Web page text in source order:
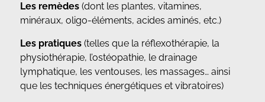
Les remèdes (dont les plantes, vitamines,
minéraux, oligo-éléments, acides aminés, etc.)
Les pratiques (telles que la réflexothérapie, la
physiothérapie, l’ostéopathie, le drainage
lymphatique, les ventouses, les massages… ainsi
que les techniques énergétiques et vibratoires)